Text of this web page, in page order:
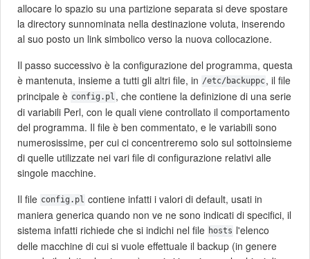
allocare lo spazio su una partizione separata si deve spostare
la directory sunnominata nella destinazione voluta, inserendo
al suo posto un link simbolico verso la nuova collocazione.
Il passo successivo è la configurazione del programma, questa
è mantenuta, insieme a tutti gli altri file, in /etc/backuppc, il file
principale è config.pl , che contiene la definizione di una serie
di variabili Perl, con le quali viene controllato il comportamento
del programma. Il file è ben commentato, e le variabili sono
numerosissime, per cui ci concentreremo solo sul sottoinsieme
di quelle utilizzate nei vari file di configurazione relativi alle
singole macchine.
Il file config.pl contiene infatti i valori di default, usati in
maniera generica quando non ve ne sono indicati di specifici, il
sistema infatti richiede che si indichi nel file hosts l'elenco
delle macchine di cui si vuole effettuale il backup (in genere